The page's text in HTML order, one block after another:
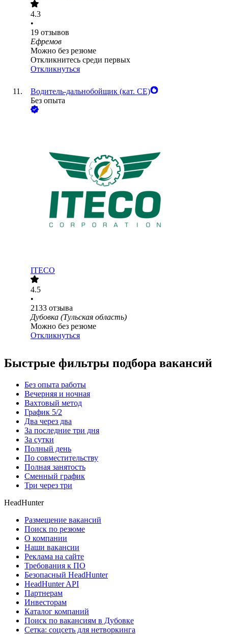
4.3
•
19 отзывов
Ефремов
Можно без резюме
Откликнитесь среди первых
Откликнуться
Водитель-дальнобойщик (кат. CE)
Без опыта
ITECO
4.5
•
2133 отзыва
Дубовка (Тульская область)
Можно без резюме
Откликнуться
Быстрые фильтры подбора вакансий
Без опыта работы
Вечерняя и ночная
Вахтовый метод
График 5/2
Два через два
За последние три дня
За сутки
Полный день
По совместительству
Полная занятость
Сменный график
Три через три
HeadHunter
Размещение вакансий
Поиск по резюме
О компании
Наши вакансии
Реклама на сайте
Требования к ПО
Безопасный HeadHunter
HeadHunter API
Партнерам
Инвесторам
Каталог компаний
Поиск по вакансиям в Дубовке
Сетка: соцсеть для нетворкинга